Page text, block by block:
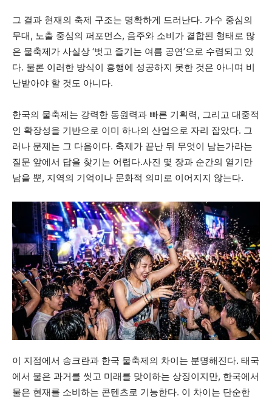
그 결과 현재의 축제 구조는 명확하게 드러난다. 가수 중심의
무대, 노출 중심의 퍼포먼스, 음주와 소비가 결합된 형태로 많
은 물축제가 사실상 ‘벗고 즐기는 여름 공연’으로 수렴되고 있
다. 물론 이러한 방식이 흥행에 성공하지 못한 것은 아니며 비
난받아야 할 것도 아니다.
한국의 물축제는 강력한 동원력과 빠른 기획력, 그리고 대중적
인 확장성을 기반으로 이미 하나의 산업으로 자리 잡았다. 그
러나 문제는 그 다음이다. 축제가 끝난 뒤 무엇이 남는가라는
질문 앞에서 답을 찾기는 어렵다.사진 몇 장과 순간의 열기만
남을 뿐, 지역의 기억이나 문화적 의미로 이어지지 않는다.
이 지점에서 송크란과 한국 물축제의 차이는 분명해진다. 태국
에서 물은 과거를 씻고 미래를 맞이하는 상징이지만, 한국에서
물은 현재를 소비하는 콘텐츠로 기능한다. 이 차이는 단순한